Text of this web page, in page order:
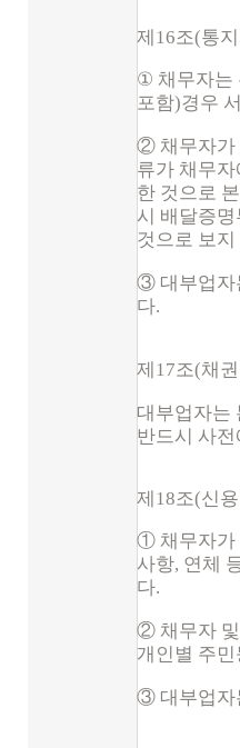
제16조(통
① 채무자는
포함)경우
② 채무자가
류가 채무
한 것으로
시 배달증
것으로 보
③ 대부업자
다.
제17조(채
대부업자는
반드시 사
제18조(신
① 채무자가
사항, 연체
다.
② 채무자 및
개인별 주
③ 대부업자